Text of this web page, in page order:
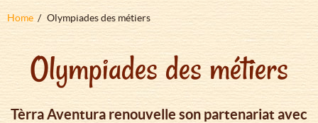
Kruimelpad
Home Olympiades des métiers
Olympiades des métiers
Tèrra Aventura renouvelle son partenariat avec